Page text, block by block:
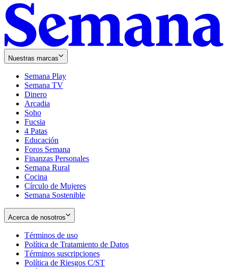
Nuestras marcas
Semana Play
Semana TV
Dinero
Arcadia
Soho
in
new
window
Fucsia
in
new
window
4 Patas
Educación
Foros Semana
Finanzas Personales
Semana Rural
Cocina
Círculo de Mujeres
Semana Sostenible
Acerca de nosotros
Términos de uso
in
new
window
Política de Tratamiento de Datos
Términos suscripciones
in
Política de Riesgos C/ST